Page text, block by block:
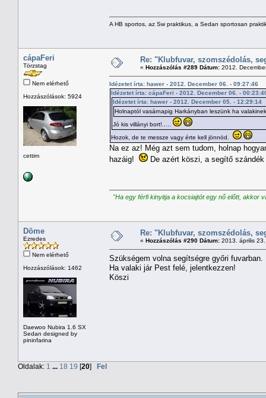
A HB sportos, az Sw praktikus, a Sedan sportosan
cápaFeri
Törzstag
Nem elérhető
Hozzászólások: 5924
cettim
Re: "Klubfuvar, szomszédolás,
« Hozzászólás #289 Dátum: 2012.
Idézetet írta: hawer - 2012. December 06. - 09:27:46
Idézetet írta: cápaFeri - 2012. December 06. -
Idézetet írta: hawer - 2012. December 05. - 12:29:14
Holnaptól vasárnapig Harkányban leszünk ha
Jó kis villányi bort!.....
Hozok, de te messze vagy érte kell jönnöd.
Na ez az! Még azt sem tudom, holnap
hazáig!
De azért köszi, a segítő
"Ha egy férfi kinyitja a kocsiajtót egy nő előtt, akkor
Döme
Ezredes
Nem elérhető
Hozzászólások: 1462
Daewoo Nubira 1.6 SX
Sedan designed by
pininfarina
Re: "Klubfuvar, szomszédolás,
« Hozzászólás #290 Dátum: 2013. április
Szükségem volna segítségre győri fuvarban.
Ha valaki jár Pest felé, jelentkezzen!
Köszi
Oldalak: 1 ... 18 19 [20] Fel